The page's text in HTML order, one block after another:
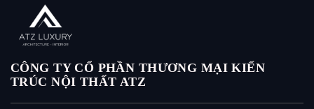
CÔNG TY CỔ PHẦN THƯƠNG MẠI KIẾN
TRÚC NỘI THẤT ATZ